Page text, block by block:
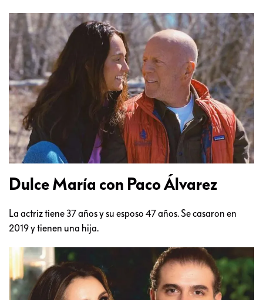
Dulce María con Paco Álvarez
La actriz tiene 37 años y su esposo 47 años. Se casaron en
2019 y tienen una hija.